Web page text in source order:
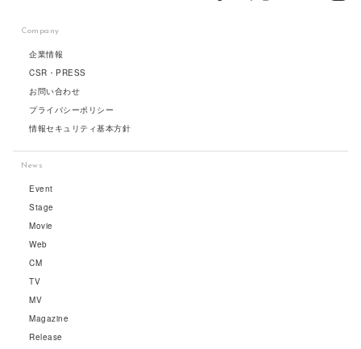
Company
企業情報
CSR・PRESS
お問い合わせ
プライバシーポリシー
情報セキュリティ基本方針
News
Event
Stage
Movie
Web
CM
TV
MV
Magazine
Release